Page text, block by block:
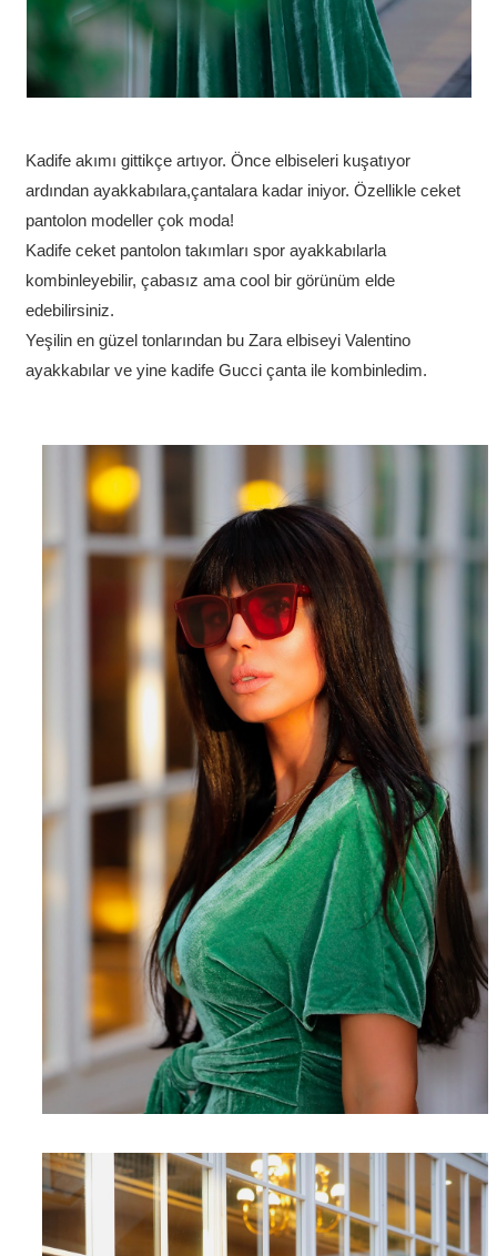
Kadife akımı gittikçe artıyor. Önce elbiseleri kuşatıyor
ardından ayakkabılara,çantalara kadar iniyor. Özellikle ceket
pantolon modeller çok moda!
Kadife ceket pantolon takımları spor ayakkabılarla
kombinleyebilir, çabasız ama cool bir görünüm elde
edebilirsiniz.
Yeşilin en güzel tonlarından bu Zara elbiseyi Valentino
ayakkabılar ve yine kadife Gucci çanta ile kombinledim.